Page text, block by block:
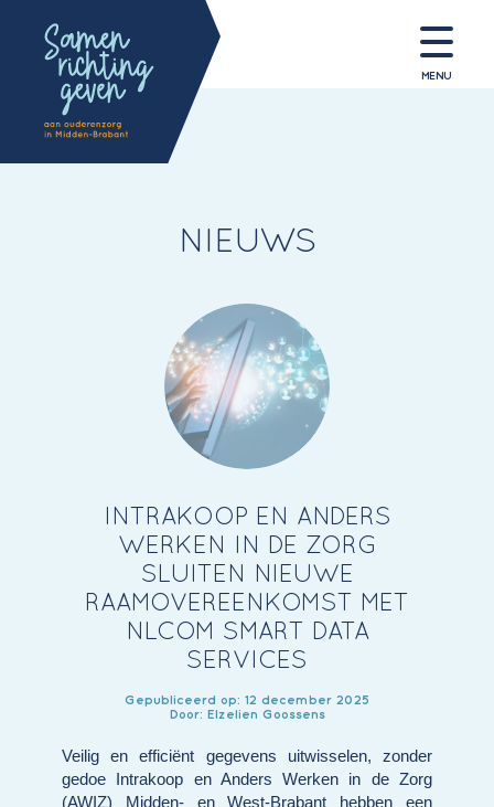
MENU
NIEUWS
INTRAKOOP EN ANDERS
WERKEN IN DE ZORG
SLUITEN NIEUWE
RAAMOVEREENKOMST MET
NLCOM SMART DATA
SERVICES
Gepubliceerd op: 12 december 2025
Door: Elzelien Goossens
Veilig en efficiënt gegevens uitwisselen, zonder
gedoe Intrakoop en Anders Werken in de Zorg
(AWIZ) Midden- en West-Brabant hebben een